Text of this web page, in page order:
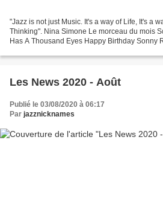
"Jazz is not just Music. It's a way of Life, It's a
Thinking". Nina Simone Le morceau du mois
Has A Thousand Eyes Happy Birthday Sonny
Les News 2020 - Août
Publié le 03/08/2020 à 06:17
Par jazznicknames